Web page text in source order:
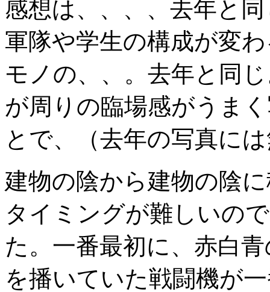
感想は、、、、去年と
軍隊や学生の構成が変
モノの、、。去年と同
が周りの臨場感がうま
とで、（去年の写真に
建物の陰から建物の陰
タイミングが難しいの
た。一番最初に、赤白
を播いていた戦闘機が